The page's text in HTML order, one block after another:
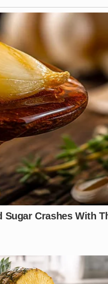
levou a juízaCarolina
a postura do
O caso gerou um
Catarina (OAB-SC)
,
um posicionamento oficial
internos que
e colegas de profissão
prometem rigor na
destino do advogado.
que a pressão